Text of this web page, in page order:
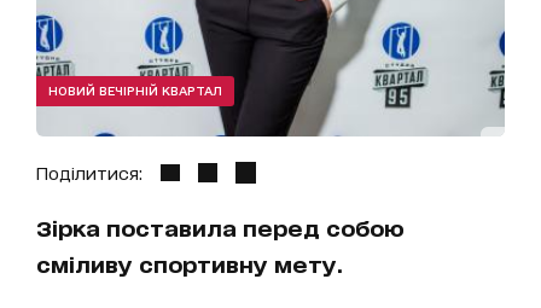
НОВИЙ ВЕЧІРНІЙ КВАРТАЛ
Поділитися:
Зірка поставила перед собою
сміливу спортивну мету.